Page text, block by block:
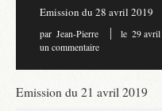
Emission du 28 avril 2019
par Jean-Pierre le 29
un commentaire
Emission du 21 avril 2019